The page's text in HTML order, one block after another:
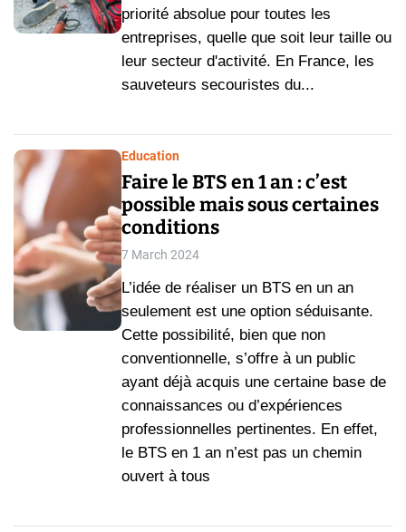
priorité absolue pour toutes les
entreprises, quelle que soit leur taille ou
leur secteur d'activité. En France, les
sauveteurs secouristes du...
Education
Faire le BTS en 1 an : c’est
possible mais sous certaines
conditions
7 March 2024
L’idée de réaliser un BTS en un an
seulement est une option séduisante.
Cette possibilité, bien que non
conventionnelle, s’offre à un public
ayant déjà acquis une certaine base de
connaissances ou d’expériences
professionnelles pertinentes. En effet,
le BTS en 1 an n’est pas un chemin
ouvert à tous